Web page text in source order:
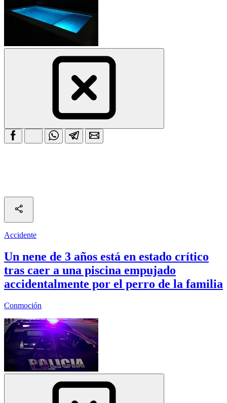
Accidente
Un nene de 3 años está en estado crítico
tras caer a una piscina empujado
accidentalmente por el perro de la familia
Conmoción